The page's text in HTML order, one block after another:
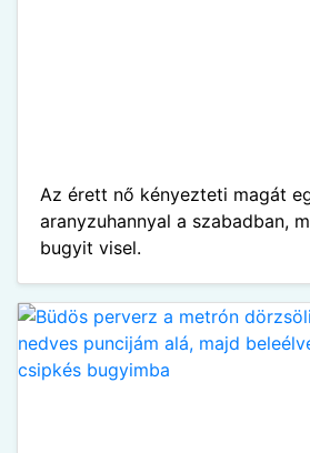
Az érett nő kényezteti magát
aranyzuhannyal a szabadban,
bugyit visel.